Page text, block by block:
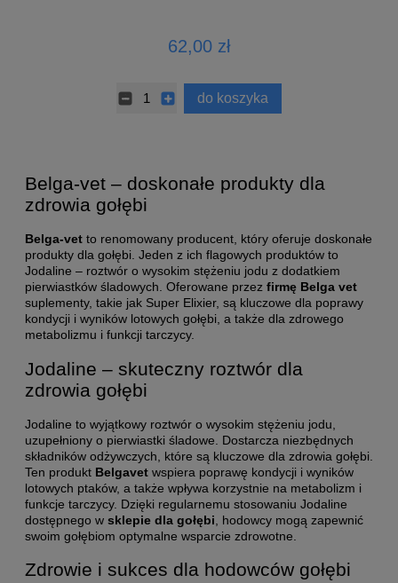
62,00 zł
do koszyka
Belga-vet – doskonałe produkty dla
zdrowia gołębi
Belga-vet to renomowany producent, który oferuje doskonałe
produkty dla gołębi. Jeden z ich flagowych produktów to
Jodaline – roztwór o wysokim stężeniu jodu z dodatkiem
pierwiastków śladowych. Oferowane przez firmę Belga vet
suplementy, takie jak Super Elixier, są kluczowe dla poprawy
kondycji i wyników lotowych gołębi, a także dla zdrowego
metabolizmu i funkcji tarczycy.
Jodaline – skuteczny roztwór dla
zdrowia gołębi
Jodaline to wyjątkowy roztwór o wysokim stężeniu jodu,
uzupełniony o pierwiastki śladowe. Dostarcza niezbędnych
składników odżywczych, które są kluczowe dla zdrowia gołębi.
Ten produkt Belgavet wspiera poprawę kondycji i wyników
lotowych ptaków, a także wpływa korzystnie na metabolizm i
funkcje tarczycy. Dzięki regularnemu stosowaniu Jodaline
dostępnego w sklepie dla gołębi , hodowcy mogą zapewnić
swoim gołębiom optymalne wsparcie zdrowotne.
Zdrowie i sukces dla hodowców gołębi